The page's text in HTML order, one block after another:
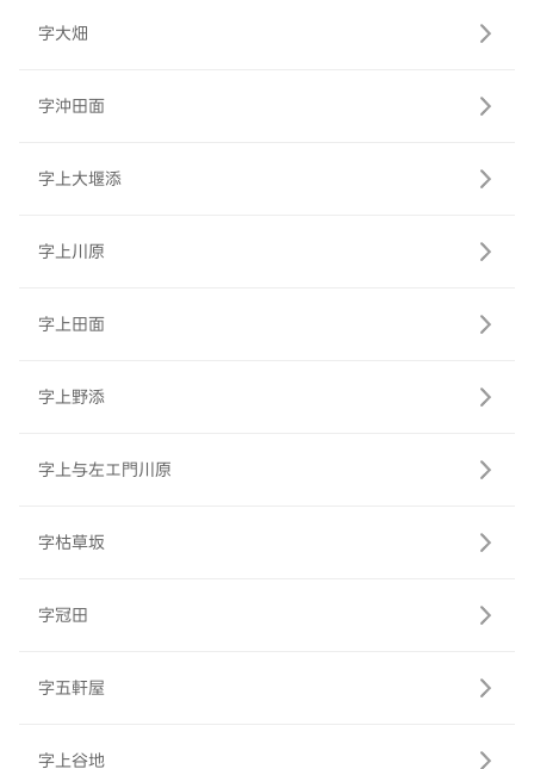
字大畑
字沖田面
字上大堰添
字上川原
字上田面
字上野添
字上与左エ門川原
字枯草坂
字冠田
字五軒屋
字上谷地